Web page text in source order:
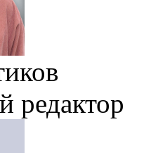
редактор